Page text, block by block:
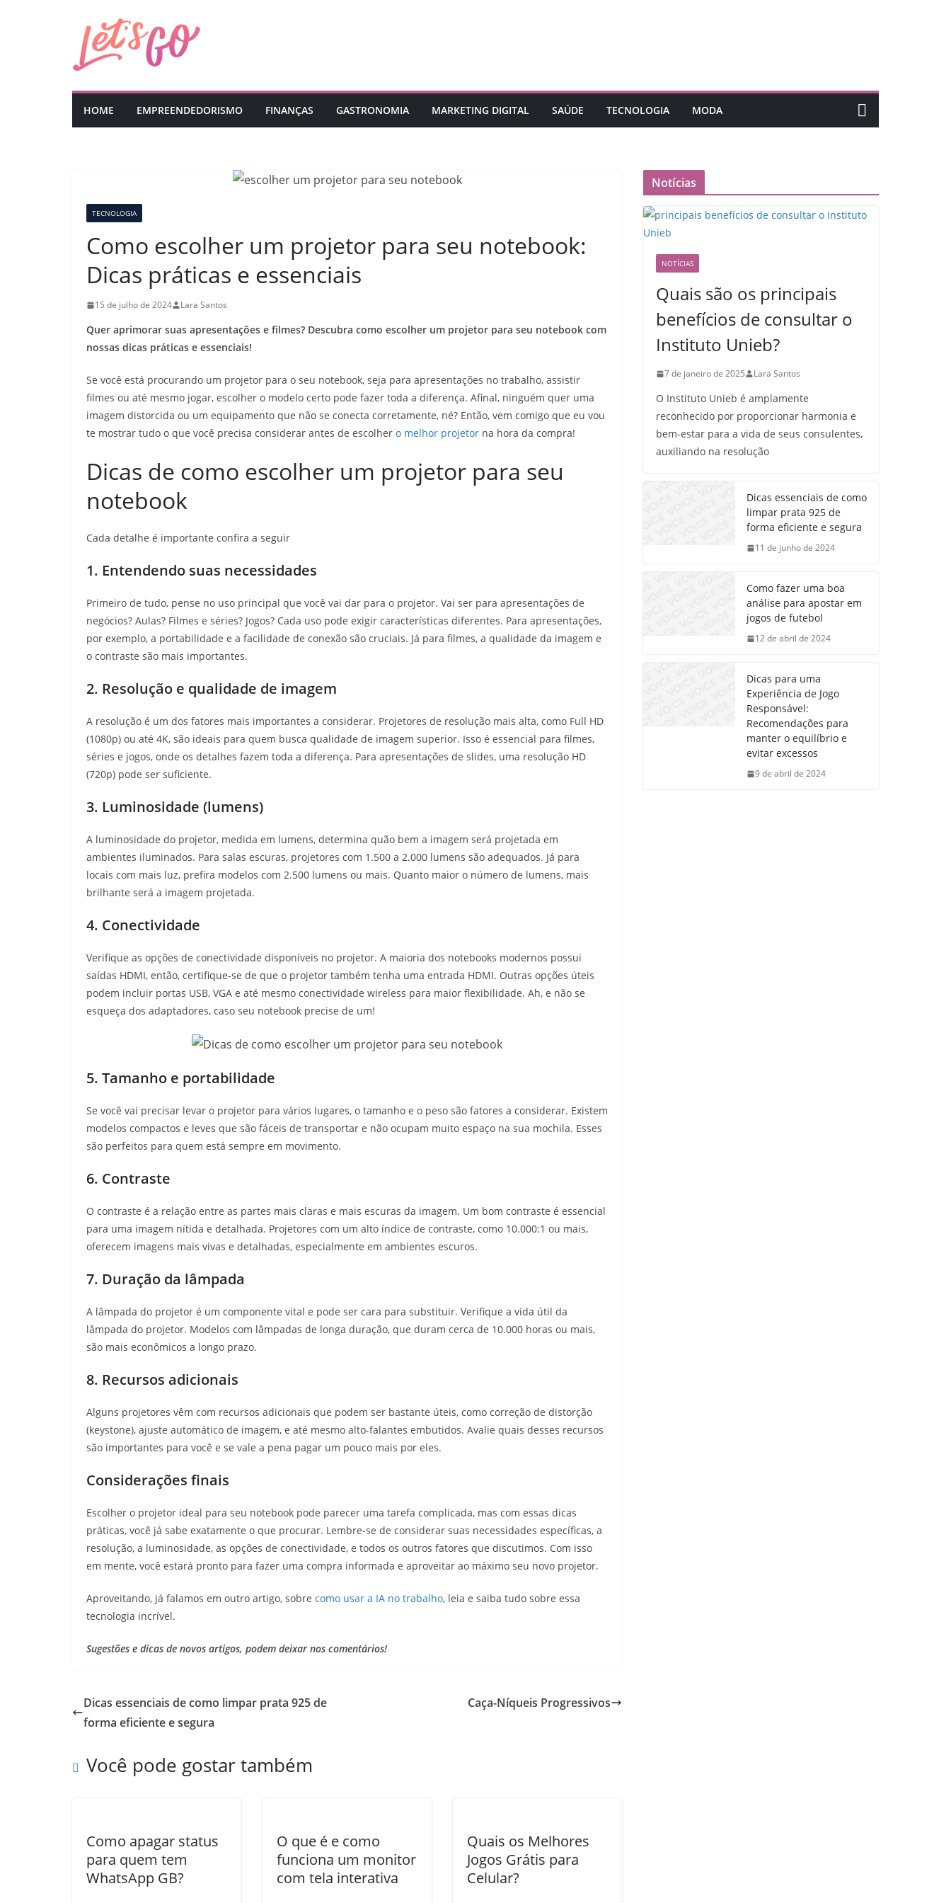
HOME EMPREENDEDORISMO FINANÇAS GASTRONOMIA MARKETING DIGITAL SAÚDE TECNOLOGIA MODA
TECNOLOGIA
Como escolher um projetor para seu notebook:
Dicas práticas e essenciais
15 de julho de 2024 Lara Santos
Quer aprimorar suas apresentações e filmes? Descubra como escolher um projetor para seu notebook com
nossas dicas práticas e essenciais!
Se você está procurando um projetor para o seu notebook, seja para apresentações no trabalho, assistir
filmes ou até mesmo jogar, escolher o modelo certo pode fazer toda a diferença. Afinal, ninguém quer uma
imagem distorcida ou um equipamento que não se conecta corretamente, né? Então, vem comigo que eu vou
te mostrar tudo o que você precisa considerar antes de escolher o melhor projetor na hora da compra!
Dicas de como escolher um projetor para seu
notebook
Cada detalhe é importante confira a seguir
1. Entendendo suas necessidades
Primeiro de tudo, pense no uso principal que você vai dar para o projetor. Vai ser para apresentações de
negócios? Aulas? Filmes e séries? Jogos? Cada uso pode exigir características diferentes. Para apresentações,
por exemplo, a portabilidade e a facilidade de conexão são cruciais. Já para filmes, a qualidade da imagem e
o contraste são mais importantes.
2. Resolução e qualidade de imagem
A resolução é um dos fatores mais importantes a considerar. Projetores de resolução mais alta, como Full HD
(1080p) ou até 4K, são ideais para quem busca qualidade de imagem superior. Isso é essencial para filmes,
séries e jogos, onde os detalhes fazem toda a diferença. Para apresentações de slides, uma resolução HD
(720p) pode ser suficiente.
3. Luminosidade (lumens)
A luminosidade do projetor, medida em lumens, determina quão bem a imagem será projetada em
ambientes iluminados. Para salas escuras, projetores com 1.500 a 2.000 lumens são adequados. Já para
locais com mais luz, prefira modelos com 2.500 lumens ou mais. Quanto maior o número de lumens, mais
brilhante será a imagem projetada.
4. Conectividade
Verifique as opções de conectividade disponíveis no projetor. A maioria dos notebooks modernos possui
saídas HDMI, então, certifique-se de que o projetor também tenha uma entrada HDMI. Outras opções úteis
podem incluir portas USB, VGA e até mesmo conectividade wireless para maior flexibilidade. Ah, e não se
esqueça dos adaptadores, caso seu notebook precise de um!
5. Tamanho e portabilidade
Se você vai precisar levar o projetor para vários lugares, o tamanho e o peso são fatores a considerar. Existem
modelos compactos e leves que são fáceis de transportar e não ocupam muito espaço na sua mochila. Esses
são perfeitos para quem está sempre em movimento.
6. Contraste
O contraste é a relação entre as partes mais claras e mais escuras da imagem. Um bom contraste é essencial
para uma imagem nítida e detalhada. Projetores com um alto índice de contraste, como 10.000:1 ou mais,
oferecem imagens mais vivas e detalhadas, especialmente em ambientes escuros.
7. Duração da lâmpada
A lâmpada do projetor é um componente vital e pode ser cara para substituir. Verifique a vida útil da
lâmpada do projetor. Modelos com lâmpadas de longa duração, que duram cerca de 10.000 horas ou mais,
são mais econômicos a longo prazo.
8. Recursos adicionais
Alguns projetores vêm com recursos adicionais que podem ser bastante úteis, como correção de distorção
(keystone), ajuste automático de imagem, e até mesmo alto-falantes embutidos. Avalie quais desses recursos
são importantes para você e se vale a pena pagar um pouco mais por eles.
Considerações finais
Escolher o projetor ideal para seu notebook pode parecer uma tarefa complicada, mas com essas dicas
práticas, você já sabe exatamente o que procurar. Lembre-se de considerar suas necessidades específicas, a
resolução, a luminosidade, as opções de conectividade, e todos os outros fatores que discutimos. Com isso
em mente, você estará pronto para fazer uma compra informada e aproveitar ao máximo seu novo projetor.
Aproveitando, já falamos em outro artigo, sobre como usar a IA no trabalho, leia e saiba tudo sobre essa
tecnologia incrível.
Sugestões e dicas de novos artigos, podem deixar nos comentários!
Dicas essenciais de como limpar prata 925 de
forma eficiente e segura
Caça-Níqueis Progressivos
Você pode gostar também
Como apagar status
para quem tem
WhatsApp GB?
O que é e como
funciona um monitor
com tela interativa
Quais os Melhores
Jogos Grátis para
Celular?
Notícias
NOTÍCIAS
Quais são os principais
benefícios de consultar o
Instituto Unieb?
7 de janeiro de 2025 Lara Santos
O Instituto Unieb é amplamente
reconhecido por proporcionar harmonia e
bem-estar para a vida de seus consulentes,
auxiliando na resolução
Dicas essenciais de como
limpar prata 925 de
forma eficiente e segura
11 de junho de 2024
Como fazer uma boa
análise para apostar em
jogos de futebol
12 de abril de 2024
Dicas para uma
Experiência de Jogo
Responsável:
Recomendações para
manter o equilíbrio e
evitar excessos
9 de abril de 2024